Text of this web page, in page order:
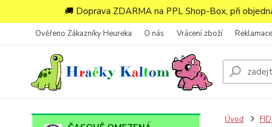
🚚 Doprava ZDARMA na PPL Shop-Box, při
Ověřeno Zákazníky Heureka O nás Vrácení zboží Reklamace
Úvod